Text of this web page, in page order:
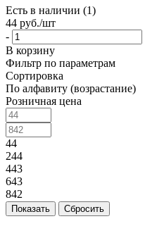
Есть в наличии (1)
44 руб./шт
-
В корзину
Фильтр по параметрам
Сортировка
По алфавиту (возрастание)
Розничная цена
44
244
443
643
842
Сбросить